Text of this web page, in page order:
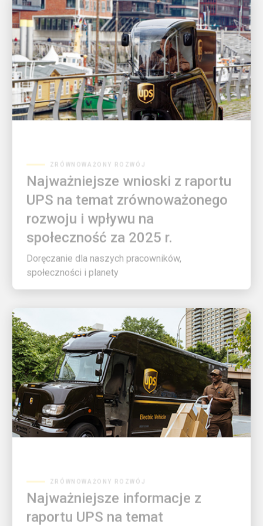
Najważniejsze wnioski z raportu
UPS na temat zrównoważonego
rozwoju i wpływu na
społeczność za 2025 r.
Doręczanie dla naszych pracowników,
społeczności i planety
Najważniejsze informacje z
raportu UPS na temat
zrównoważonego rozwoju i